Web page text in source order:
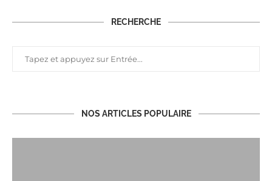
RECHERCHE
NOS ARTICLES POPULAIRE